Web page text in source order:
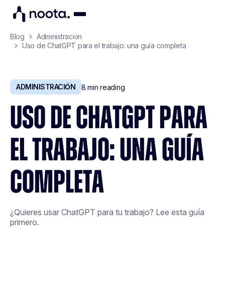
Blog
Administración
Uso de ChatGPT para el trabajo: una guía completa
ADMINISTRACIÓN 8 min reading
USO DE CHATGPT PARA
EL TRABAJO: UNA GUÍA
COMPLETA
¿Quieres usar ChatGPT para tu trabajo? Lee esta guía
primero.